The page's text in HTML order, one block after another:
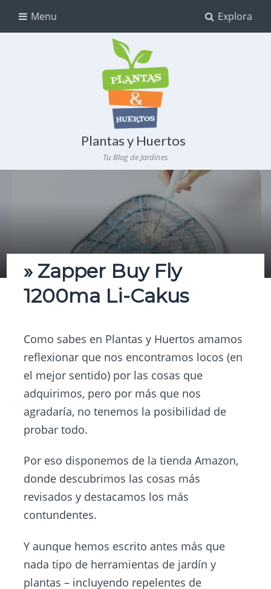
Explora
Menu
Plantas y Huertos
Tu Blog de Jardines
» Zapper Buy Fly
1200ma Li-Cakus
Como sabes en Plantas y Huertos amamos
reflexionar que nos encontramos locos (en
el mejor sentido) por las cosas que
adquirimos, pero por más que nos
agradaría, no tenemos la posibilidad de
probar todo.
Por eso disponemos de la tienda Amazon,
donde descubrimos las cosas más
revisados y destacamos los más
contundentes.
Y aunque hemos escrito antes más que
nada tipo de herramientas de jardín y
plantas – incluyendo repelentes de